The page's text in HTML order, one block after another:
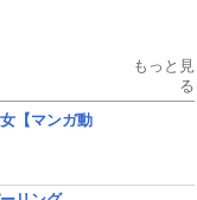
もっと見
る
【マンガ動